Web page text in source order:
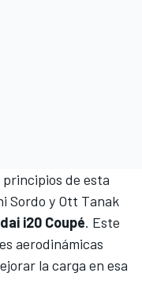
de esta
Sordo y Ott Tanak
i20 Coupé. Este
aerodinámicas
la carga en esa